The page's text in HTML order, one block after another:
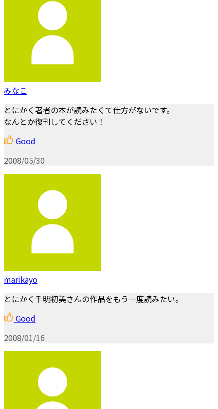
みなこ
とにかく著者の本が読みたくて仕方がないです。
なんとか復刊してください！
Good
2008/05/30
marikayo
とにかく千明初美さんの作品をもう一度読みたい。
Good
2008/01/16